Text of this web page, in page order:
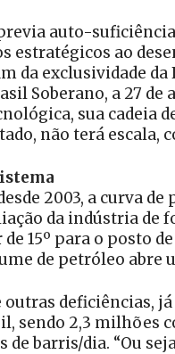
auto-
estratégicos ao
da exclusividade
Soberano, a 27
sua cadeia
não terá escala,
2003, a curva
da indústria de
15º para o posto
de petróleo
deficiências,
sendo 2,3 milhões
barris/dia. “Ou